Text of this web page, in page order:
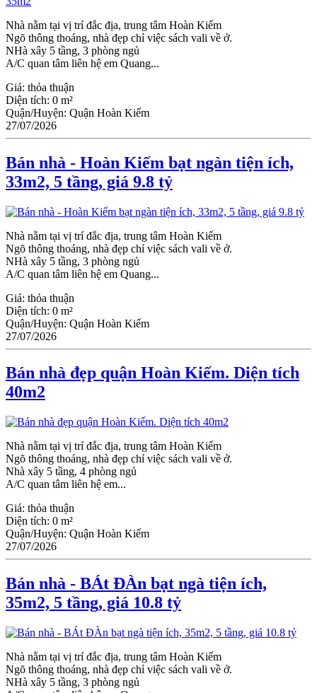
Nhà nằm tại vị trí đắc địa, trung tâm Hoàn Kiếm
Ngõ thông thoáng, nhà đẹp chỉ việc sách vali về ở.
NHà xây 5 tầng, 3 phòng ngủ
A/C quan tâm liên hệ em Quang...
Giá: thỏa thuận
Diện tích: 0 m²
Quận/Huyện: Quận Hoàn Kiếm
27/07/2026
Bán nhà - Hoàn Kiếm bạt ngàn tiện ích,
33m2, 5 tầng, giá 9.8 tỷ
Nhà nằm tại vị trí đắc địa, trung tâm Hoàn Kiếm
Ngõ thông thoáng, nhà đẹp chỉ việc sách vali về ở.
NHà xây 5 tầng, 3 phòng ngủ
A/C quan tâm liên hệ em Quang...
Giá: thỏa thuận
Diện tích: 0 m²
Quận/Huyện: Quận Hoàn Kiếm
27/07/2026
Bán nhà đẹp quận Hoàn Kiếm. Diện tích
40m2
Nhà nằm tại vị trí đắc địa, trung tâm Hoàn Kiếm
Ngõ thông thoáng, nhà đẹp chỉ việc sách vali về ở.
Nhà xây 5 tầng, 4 phòng ngủ
A/C quan tâm liên hệ em...
Giá: thỏa thuận
Diện tích: 0 m²
Quận/Huyện: Quận Hoàn Kiếm
27/07/2026
Bán nhà - BÁt ĐÀn bạt ngà tiện ích,
35m2, 5 tầng, giá 10.8 tỷ
Nhà nằm tại vị trí đắc địa, trung tâm Hoàn Kiếm
Ngõ thông thoáng, nhà đẹp chỉ việc sách vali về ở.
NHà xây 5 tầng, 3 phòng ngủ